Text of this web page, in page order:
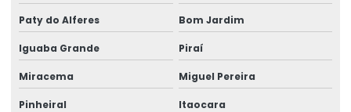
Lacre void holográfico
Lacres void
Selo casca de ovo
Paty do Alferes Bom Jardim
Iguaba Grande Piraí
Miracema Miguel Pereira
Pinheiral Itaocara